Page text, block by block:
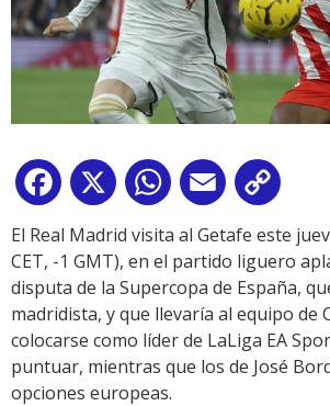
Facebook
X WhatsApp
Email
Link
El Real Madrid visita al Getafe este
CET, -1 GMT), en el partido liguero
disputa de la Supercopa de España,
madridista, y que llevaría al equipo de
colocarse como líder de LaLiga EA
puntuar, mientras que los de José
opciones europeas.